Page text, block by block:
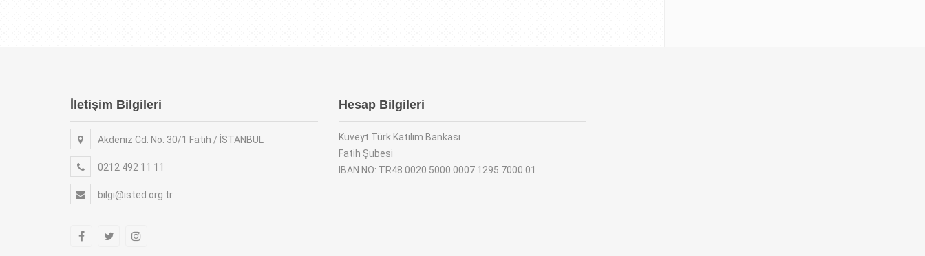
İletişim Bilgileri
Akdeniz Cd. No: 30/1 Fatih / İSTANBUL
0212 492 11 11
bilgi@isted.org.tr
Hesap Bilgileri
Kuveyt Türk Katılım Bankası
Fatih Şubesi
IBAN NO: TR48 0020 5000 0007 1295 7000 01